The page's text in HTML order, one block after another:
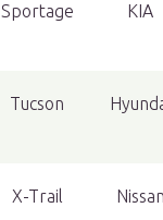
Sportage KIA
Tucson
X-Trail